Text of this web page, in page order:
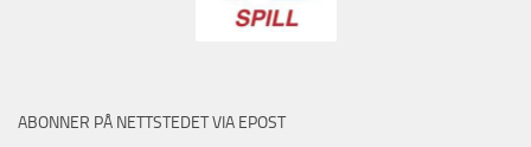
ABONNER PÅ NETTSTEDET VIA EPOST